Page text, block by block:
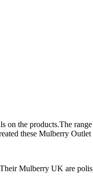
the products.The
these Mulberry
Mulberry UK are